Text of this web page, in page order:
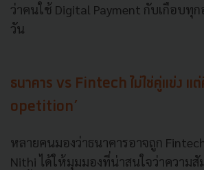
ว่าคนใช้ Digital Payment กับเกือบทุ
วัน
ธนาคาร vs Fintech ไม่ใช่คู่แข่ง แ
opetition’
หลายคนมองว่าธนาคารอาจถูก
Nithi ได้ให้มุมมองที่น่าสนใจว่าความสั